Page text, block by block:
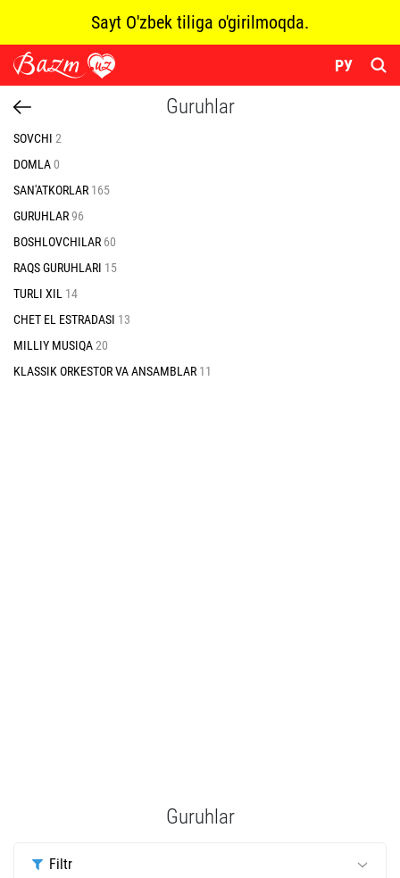
Sayt O'zbek tiliga o'girilmoqda.
РУ
Guruhlar
SOVCHI 2
DOMLA0
SAN'ATKORLAR 165
GURUHLAR96
BOSHLOVCHILAR 60
RAQS GURUHLARI 15
TURLI XIL 14
CHET EL ESTRADASI 13
MILLIY MUSIQA20
KLASSIK ORKESTOR VA ANSAMBLAR 11
Guruhlar
Filtr